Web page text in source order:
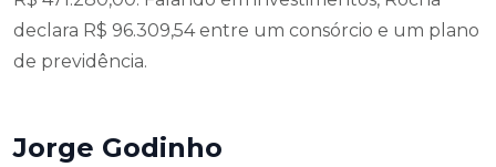
declara R$ 96.309,54 entre um consórcio e um plano
de previdência.
Jorge Godinho